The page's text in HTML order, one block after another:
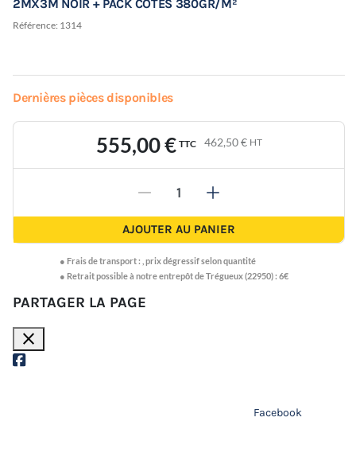
2MX3M NOIR + PACK CÔTÉS 380GR/M²
Référence: 1314
Dernières pièces disponibles
555,00 € TTC 462,50 € HT
- +
AJOUTER AU PANIER
● Frais de transport : prix dégressif selon quantité
● Retrait possible à notre entrepôt de Trégueux (22950) : 6€
PARTAGER LA PAGE
close
Facebook